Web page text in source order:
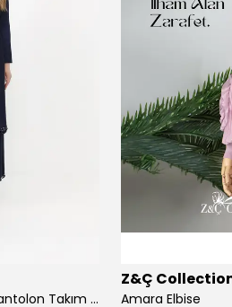
Akordiyon Kumaş Taşlı Pantolon Takım - lacivert
Z&Ç
Amara Elbise